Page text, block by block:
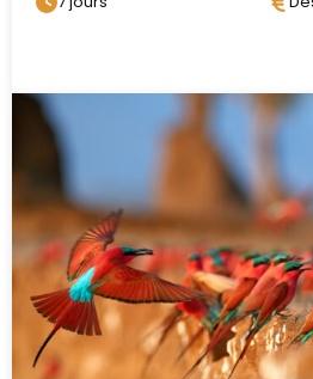
ouvertes où évoluent
où l’on prend
le safari au rythme de la
Votre séjour se déroule
complète avec
quotidiennes
expérimentés. Safaris en
selon les conditions,
d’observation au bord
instants suspendus au